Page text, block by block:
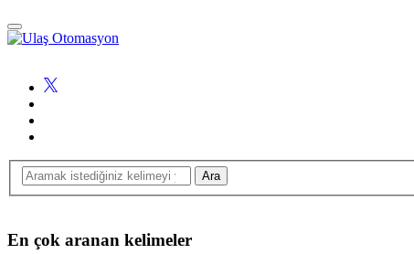
En çok aranan kelimeler